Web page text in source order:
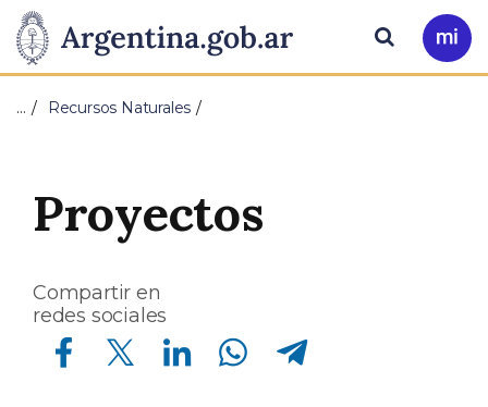
Presidencia
de
Nación
Pasar al contenido principal
Ir
a
Buscar
… Recursos Naturales
Proyectos
Compartir en
redes sociales
Compartir en Facebook Compartir en Twitter Compartir en Linkedin Compartir en Whatsapp Compartir en Telegram